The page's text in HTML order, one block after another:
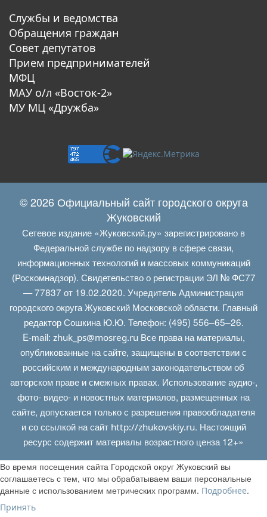
Службы и ведомства
Обращения граждан
Совет депутатов
Прием предпринимателей
МФЦ
МАУ о/л «Восток-2»
МУ МЦ «Дружба»
© 2026 Официальный сайт городского округа
Жуковский
Сетевое издание «Жуковский.ру» зарегистрировано в
Федеральной службе по надзору в сфере связи,
информационных технологий и массовых коммуникаций
(Роскомнадзор). Свидетельство о регистрации ЭЛ № ФС77
— 77837 от 19.02.2020. Учредитель Администрация
городского округа Жуковский Московской области. Главный
редактор Сошкина Ю.Ю. Телефон: (495) 556–65–26.
E‑mail: zhuk_ps@mosreg.ruВсе права на материалы,
опубликованные на сайте, защищены в соответствии с
российским и международным законодательством об
авторском праве и смежных правах. Использование аудио-,
фото- видео- и новостных материалов, размещенных на
сайте, допускается только с разрешения правообладателя
и со ссылкой на сайт http://zhukovskiy.ru. Настоящий
ресурс содержит материалы возрастного ценза 12+»
Во время посещения сайта Городской округ Жуковский вы
соглашаетесь с тем, что мы обрабатываем ваши персональные
данные с использованием метрических программ. Подробнее.
Принять